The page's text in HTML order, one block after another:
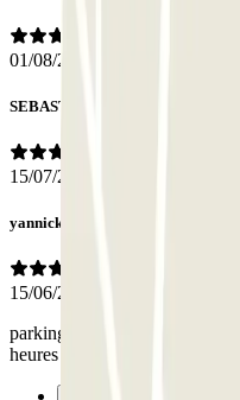
01/08/2026
SEBASTIEN
15/07/2026
yannick
15/06/2026
parking accès facile ainsi que l
heures très sécurisé très propre